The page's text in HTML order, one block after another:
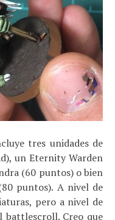
tres unidades de
un Eternity Warden
(60 puntos) o bien
puntos). A nivel de
pero a nivel de
battlescroll. Creo que